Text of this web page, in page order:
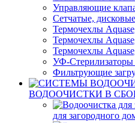
Управляющие
Сетчатые,
Термочехлы
Термочехлы
Термочехлы
УФ-
Фильтрующие
ВОДООЧИСТКИ В
для загородного